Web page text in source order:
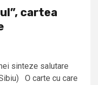
cartea
sinteze salutare
O carte cu care